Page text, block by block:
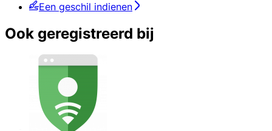
Een geschil indienen
Ook geregistreerd bij